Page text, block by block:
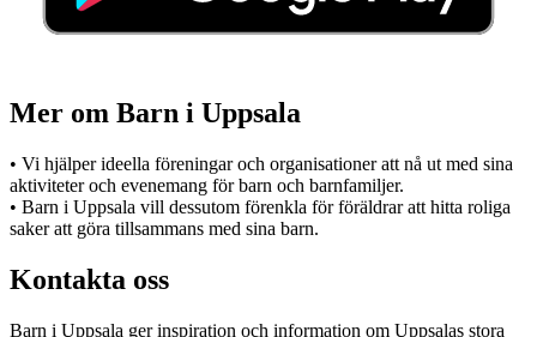
Mer om Barn i Uppsala
• Vi hjälper ideella föreningar och organisationer att nå ut med sina
aktiviteter och evenemang för barn och barnfamiljer.
• Barn i Uppsala vill dessutom förenkla för föräldrar att hitta roliga
saker att göra tillsammans med sina barn.
Kontakta oss
Barn i Uppsala ger inspiration och information om Uppsalas stora